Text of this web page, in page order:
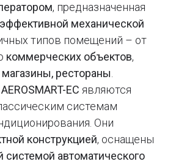
, предназначенная
эффективной механической
типов помещений – от
коммерческих объектов,
рестораны
AEROSMART-EC являются
системам
Они
конструкцией, оснащены
системой автоматического